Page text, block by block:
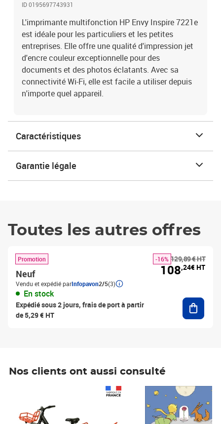
ID 0195697743931
L'imprimante multifonction HP Envy Inspire 7221e
est idéale pour les particuliers et les petites
entreprises. Elle offre une qualité d'impression jet
d'encre couleur exceptionnelle pour des
documents et des photos éclatants. Avec sa
connectivité Wi-Fi, elle est facile a utiliser depuis
n'importe quel appareil.
Caractéristiques
Garantie légale
Toutes les autres offres
Promotion
Neuf
Vendu et expédié parInfopavon2/5(3)
En stock
Expédié sous 2 jours, frais de port à partir
de 5,29 € HT
129,89 € HT
-16%
108,24€ HT
Nos clients ont aussi consulté
Prix 6,25€ HT